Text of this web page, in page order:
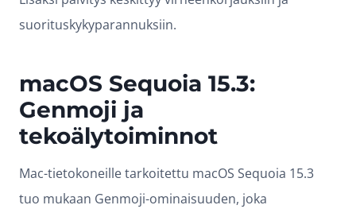
suorituskykyparannuksiin.
macOS Sequoia 15.3:
Genmoji ja
tekoälytoiminnot
Mac-tietokoneille tarkoitettu macOS Sequoia 15.3
tuo mukaan Genmoji-ominaisuuden, joka